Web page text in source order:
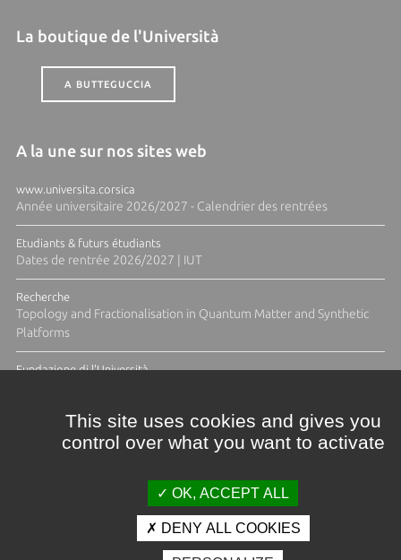
La boutique de l'Università
A BUTTEGUCCIA
A la une sur nos sites web
www.universita.corsica
Année universitaire 2026/2027 - Calendrier des rentrées
Etudiants & futurs étudiants
Dates de rentrée 2026/2027 | IUT
Recherche
Topology and Fractionalisation in Quantum Matter and Synthetic
Platforms
Fundazione di l'Università
Crédits et mentions légales
This site uses cookies and gives you
control over what you want to activate
OK, ACCEPT ALL
DENY ALL COOKIES